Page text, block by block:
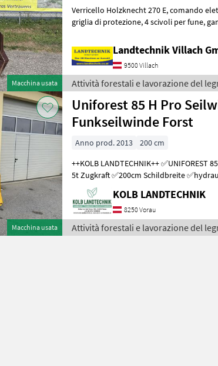
Macchina usata
Verricello Holzknecht 270 E, comando elettrico, forza di trazione 6 t,
griglia di protezione, 4 scivoli per fune, gancio terminale e albero
Landtechnik Villach
9500 Villach
Attività forestali e lavorazione del
Macchina usata
Uniforest 85 H Pro
Funkseilwinde Forst
Anno prod. 2013
200 cm
++KOLB LANDTECHNIK++ ✅UNIFOREST 85 H PRO Funkseilwinde ✅8,
5t Zugkraft ✅200cm Schildbreite
TERRA Profi Funk - Ziehen / Kurzl
KOLB LANDTECHNIK
8250 Vorau
Attività forestali e lavorazione del